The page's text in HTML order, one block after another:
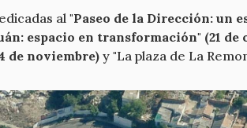
al "Paseo de la Dirección: un
espacio en transformación" (21 de
de noviembre)y "La plaza de La